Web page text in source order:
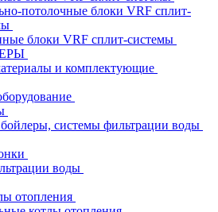
потолочные блоки VRF сплит-
блоки VRF сплит-системы
и комплектующие
системы фильтрации воды
воды
отопления